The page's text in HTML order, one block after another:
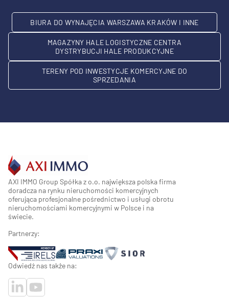
BIURA DO WYNAJĘCIA WARSZAWA KRAKÓW I INNE
MAGAZYNY HALE LOGISTYCZNE CENTRA
DYSTRYBUCJI HALE PRODUKCYJNE
TERENY POD INWESTYCJE KOMERCYJNE DO
SPRZEDANIA
AXI IMMO Group Spółka z o.o. największa polska firma
doradcza na rynku nieruchomości komercyjnych
oferująca profesjonalne pośrednictwo i usługi obrotu
nieruchomościami komercyjnymi w Polsce i na
świecie.
Partnerzy:
Odwiedź nas także na: